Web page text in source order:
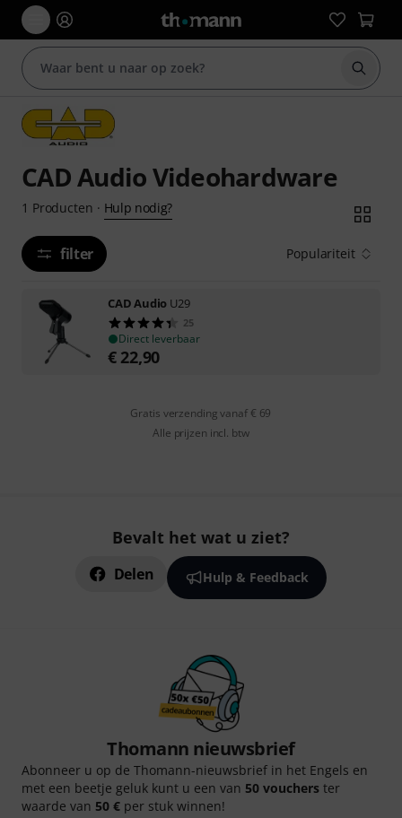
Zoek
CAD Audio Videohardware
1 Producten · Hulp nodig?
filter Populariteit
CAD Audio U29
25
Direct leverbaar
€ 22,90
Gratis verzending vanaf € 69
Alle prijzen incl. btw
Bevalt het wat u ziet?
Delen Hulp & Feedback
Thomann nieuwsbrief
Abonneer u op de Thomann-nieuwsbrief in het Engels en
met een beetje geluk kunt u een van 50 vouchers ter
waarde van 50 € per stuk winnen!